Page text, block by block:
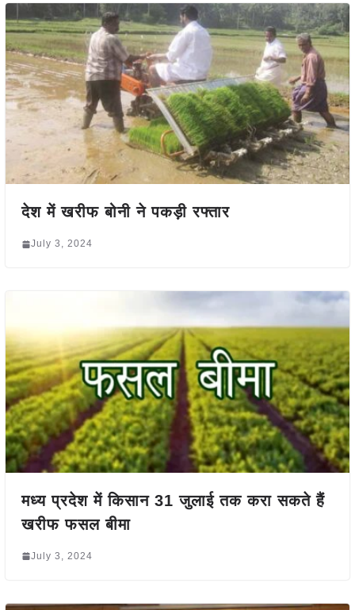
देश में खरीफ बोनी ने पकड़ी रफ्तार
July 3, 2024
मध्य प्रदेश में किसान 31 जुलाई तक करा सकते हैं
खरीफ फसल बीमा
July 3, 2024